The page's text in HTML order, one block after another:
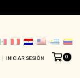
INICIAR SESIÓN 0